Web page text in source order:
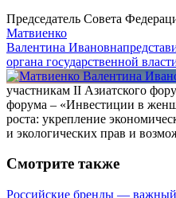
Председатель Совета
Матвиенко
Валентина Ивановна
органа государственной
участникам II Азиатского
форума – «Инвестиции в
роста: укрепление
и экологических прав и
Смотрите также
Российские бренды — важный